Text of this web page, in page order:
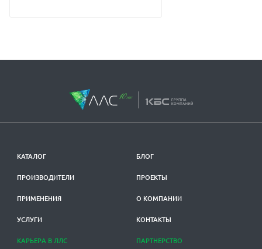
КАТАЛОГ
ПРОИЗВОДИТЕЛИ
ПРИМЕНЕНИЯ
УСЛУГИ
КАРЬЕРА В ЛЛС
БЛОГ
ПРОЕКТЫ
О КОМПАНИИ
КОНТАКТЫ
ПАРТНЕРСТВО